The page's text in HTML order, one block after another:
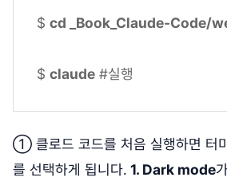
$ cd _Book_Claude-Code/
$ claude #실행
① 클로드 코드를 처음 실행하면 터
를 선택하게 됩니다. 1. Dark mode